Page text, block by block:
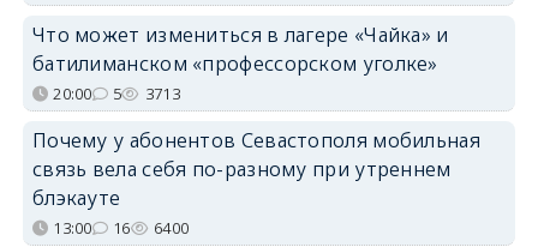
Что может измениться в лагере «Чайка» и
батилиманском «профессорском уголке»
20:00 5 3713
Почему у абонентов Севастополя мобильная
связь вела себя по-разному при утреннем
блэкауте
13:00 16 6400